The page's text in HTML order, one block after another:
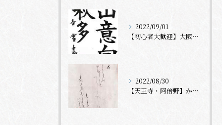
2022/09/01
【初心者大歓迎】大阪市の書道教室なら書道研究 青神会へ
2022/08/30
【天王寺・阿倍野】かな（仮名）書道を習うなら 書道研究青神会の教室へ